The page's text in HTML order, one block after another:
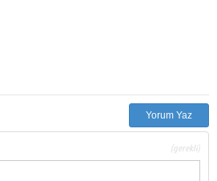
Yorum Yaz
(gerekli)